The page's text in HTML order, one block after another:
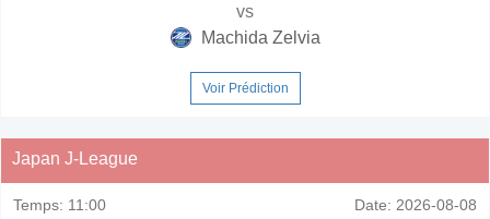
vs
Machida Zelvia
Voir Prédiction
Japan J-League
Temps: 11:00 Date: 2026-08-08